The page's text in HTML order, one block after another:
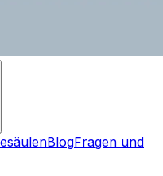
BlogFragen und